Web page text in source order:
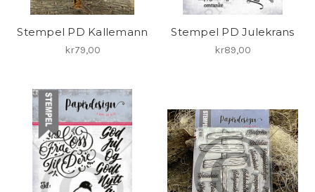
Stempel PD Kallemann
kr79,00
Stempel PD Julekrans
kr89,00